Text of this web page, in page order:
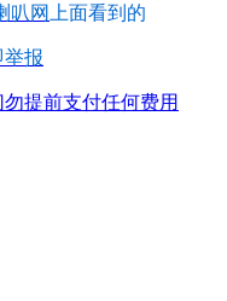
叭网 上面看到的
报
提前支付任何费用